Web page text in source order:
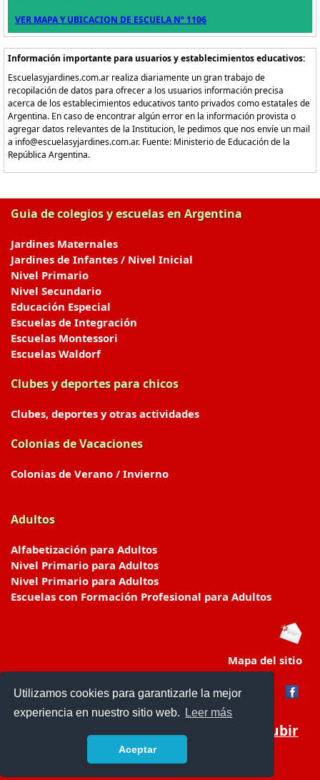
Utilizamos cookies para garantizarle la mejor
experiencia en nuestro sitio web.
Leer más
Aceptar
VER MAPA Y UBICACION DE ESCUELA Nº 1106
Información importante para usuarios y establecimientos educativos:
Escuelasyjardines.com.ar realiza diariamente un gran trabajo de
recopilación de datos para ofrecer a los usuarios información precisa
acerca de los establecimientos educativos tanto privados como estatales de
Argentina. En caso de encontrar algún error en la información provista o
agregar datos relevantes de la Institucion, le pedimos que nos envíe un mail
a info@escuelasyjardines.com.ar. Fuente: Ministerio de Educación de la
República Argentina.
Guia de colegios y escuelas en Argentina
Jardines Maternales
Jardines de Infantes / Nivel Inicial
Nivel Primario
Nivel Secundario
Educación Especial
Escuelas de Integración
Escuelas Montessori
Escuelas Waldorf
Clubes y deportes para chicos
Clubes, deportes y otras actividades
Colonias de Vacaciones
Colonias de Verano / Invierno
Adultos
Alfabetización para Adultos
Nivel Primario para Adultos
Nivel Primario para Adultos
Escuelas con Formación Profesional para Adultos
Mapa del sitio
Subir